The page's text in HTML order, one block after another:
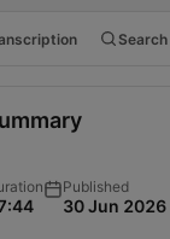
Search
Published
30 Jun 2026